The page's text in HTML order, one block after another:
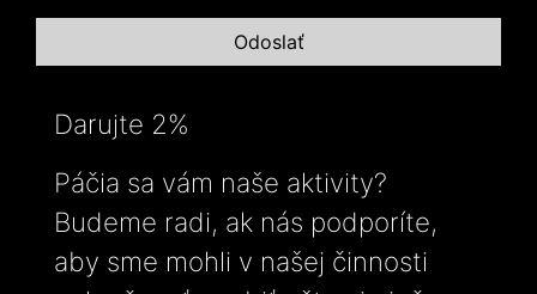
Darujte 2%
Páčia sa vám naše aktivity?
Budeme radi, ak nás podporíte,
aby sme mohli v našej činnosti